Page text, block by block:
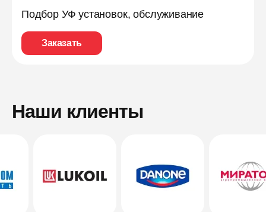
Подбор УФ установок, обслуживание
Заказать
Наши клиенты